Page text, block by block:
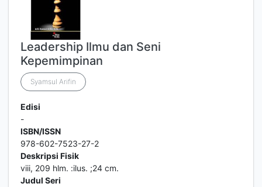
Leadership Ilmu dan Seni
Kepemimpinan
Syamsul Arifin
Edisi
-
ISBN/ISSN
978-602-7523-27-2
Deskripsi Fisik
viii, 209 hlm. :ilus. ;24 cm.
Judul Seri